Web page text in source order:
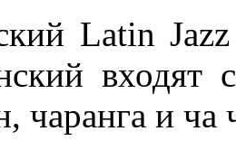
Latin
входят
чаранга и ча